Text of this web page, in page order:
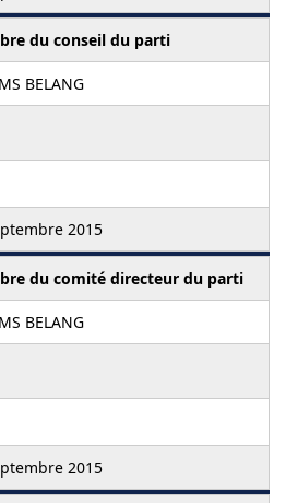
du conseil du parti
BELANG
2015
du comité directeur du parti
BELANG
2015